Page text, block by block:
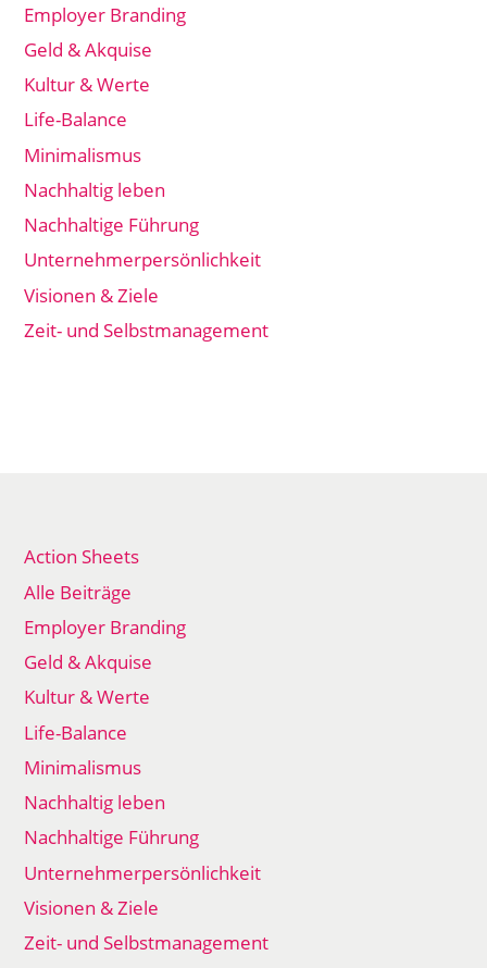
Employer Branding
Geld & Akquise
Kultur & Werte
Life-Balance
Minimalismus
Nachhaltig leben
Nachhaltige Führung
Unternehmerpersönlichkeit
Visionen & Ziele
Zeit- und Selbstmanagement
Action Sheets
Alle Beiträge
Employer Branding
Geld & Akquise
Kultur & Werte
Life-Balance
Minimalismus
Nachhaltig leben
Nachhaltige Führung
Unternehmerpersönlichkeit
Visionen & Ziele
Zeit- und Selbstmanagement